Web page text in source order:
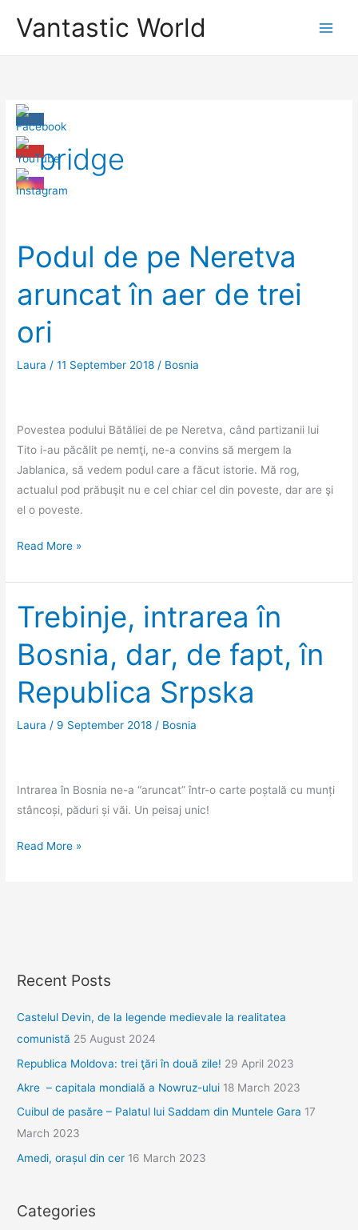
Vantastic World
bridge
Podul de pe Neretva
aruncat în aer de trei
ori
Laura /11 September 2018 / Bosnia
Povestea podului Bătăliei de pe Neretva, când partizanii lui
Tito i-au păcălit pe nemţi, ne-a convins să mergem la
Jablanica, să vedem podul care a făcut istorie. Mă rog,
actualul pod prăbuşit nu e cel chiar cel din poveste, dar are şi
el o poveste.
Podul
pe
Neretva
aruncat
în
aer
de
trei
ori
Read More »
Trebinje, intrarea în
Bosnia, dar, de fapt, în
Republica Srpska
Laura / 9 September 2018 / Bosnia
Intrarea în Bosnia ne-a “aruncat” într-o carte poștală cu munți
stâncoși, păduri și văi. Un peisaj unic!
Trebinje,
în
Srpska
Read More »
Recent Posts
Castelul Devin, de la legende medievale la realitatea
comunistă 25 August 2024
Republica Moldova: trei ţări în două zile! 29 April 2023
Akre – capitala mondială a Nowruz-ului 18 March 2023
Cuibul de pasăre – Palatul lui Saddam din Muntele Gara 17
March 2023
Amedi, orașul din cer 16 March 2023
Categories